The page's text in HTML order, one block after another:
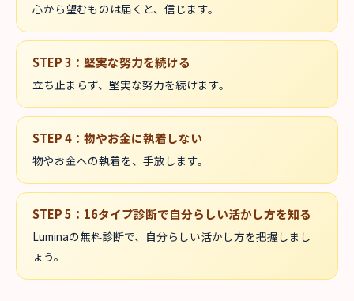
心から望むものは届くと、信じます。
STEP3 ： 堅実な努力を続ける
立ち止まらず、堅実な努力を続けます。
STEP4 ： 物やお金に執着しない
物やお金への執着を、手放します。
STEP5 ： 16タイプ診断で自分らしい活かし方を知る
Luminaの無料診断で、自分らしい活かし方を把握しまし
ょう。